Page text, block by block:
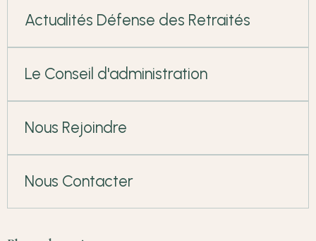
Actualités Défense des Retraités
Le Conseil d'administration
Nous Rejoindre
Nous Contacter